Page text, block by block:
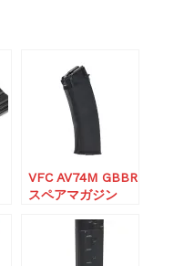
VFC AV74M GBBR
スペアマガジン